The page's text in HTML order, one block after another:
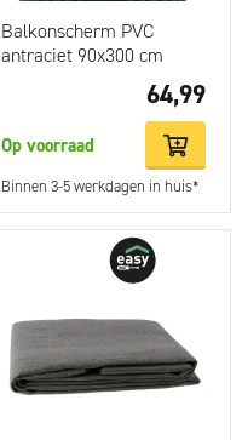
Balkonscherm PVC
antraciet 90x300 cm
64,99
Op voorraad
Binnen 3-5 werkdagen in huis*